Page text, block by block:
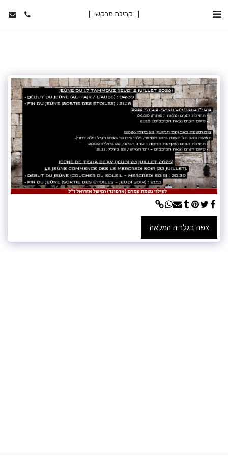
קהילת מרקש
צפה בגלריה המלאה